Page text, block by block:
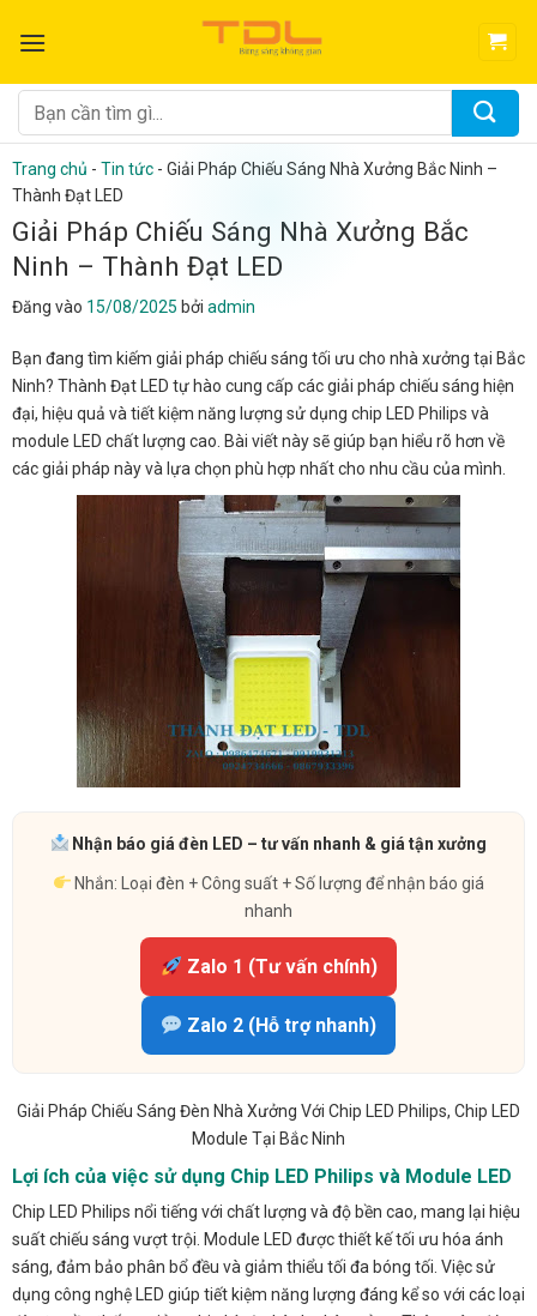
qua
dung
Tìm
kiếm:
Trang chủ - Tin tức - Giải Pháp Chiếu Sáng Nhà Xưởng Bắc Ninh –
Thành Đạt LED
Giải Pháp Chiếu Sáng Nhà Xưởng Bắc
Ninh – Thành Đạt LED
Đăng vào 15/08/2025 bởi admin
Bạn đang tìm kiếm giải pháp chiếu sáng tối ưu cho nhà xưởng tại Bắc
Ninh? Thành Đạt LED tự hào cung cấp các giải pháp chiếu sáng hiện
đại, hiệu quả và tiết kiệm năng lượng sử dụng chip LED Philips và
module LED chất lượng cao. Bài viết này sẽ giúp bạn hiểu rõ hơn về
các giải pháp này và lựa chọn phù hợp nhất cho nhu cầu của mình.
Nhận báo giá đèn LED – tư vấn nhanh & giá tận xưởng
Nhắn: Loại đèn + Công suất + Số lượng để nhận báo giá
nhanh
Zalo 1 (Tư vấn chính)
Zalo 2 (Hỗ trợ nhanh)
Giải Pháp Chiếu Sáng Đèn Nhà Xưởng Với Chip LED Philips, Chip LED
Module Tại Bắc Ninh
Lợi ích của việc sử dụng Chip LED Philips và Module LED
Chip LED Philips nổi tiếng với chất lượng và độ bền cao, mang lại hiệu
suất chiếu sáng vượt trội. Module LED được thiết kế tối ưu hóa ánh
sáng, đảm bảo phân bổ đều và giảm thiểu tối đa bóng tối. Việc sử
dụng công nghệ LED giúp tiết kiệm năng lượng đáng kể so với các loại